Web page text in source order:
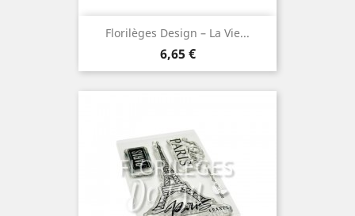
Florilèges Design – La Vie...
Prix
6,65 €